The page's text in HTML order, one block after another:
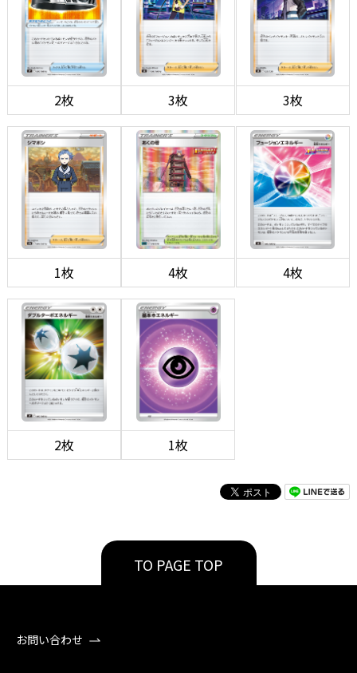
2枚 3枚 3枚
1枚 4枚 4枚
2枚 1枚
TO PAGE TOP
お問い合わせ